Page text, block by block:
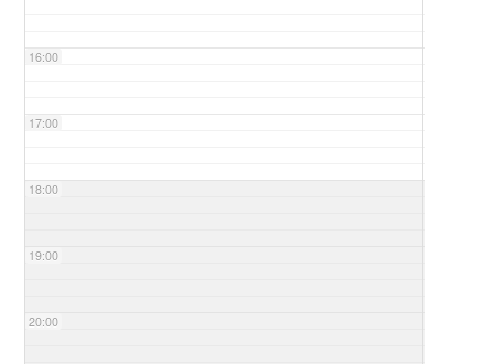
16:00
17:00
18:00
19:00
20:00